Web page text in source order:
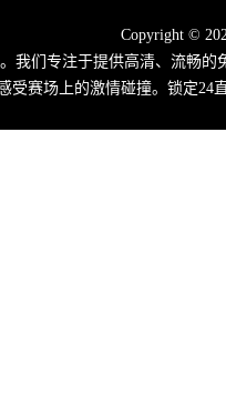
Copyright ©
我们专注于提供高清、流畅
受赛场上的激情碰撞。锁定24